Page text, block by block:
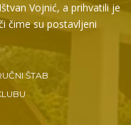
Vojnić, a prihvatili je
čime su postavljeni
ŠTAB